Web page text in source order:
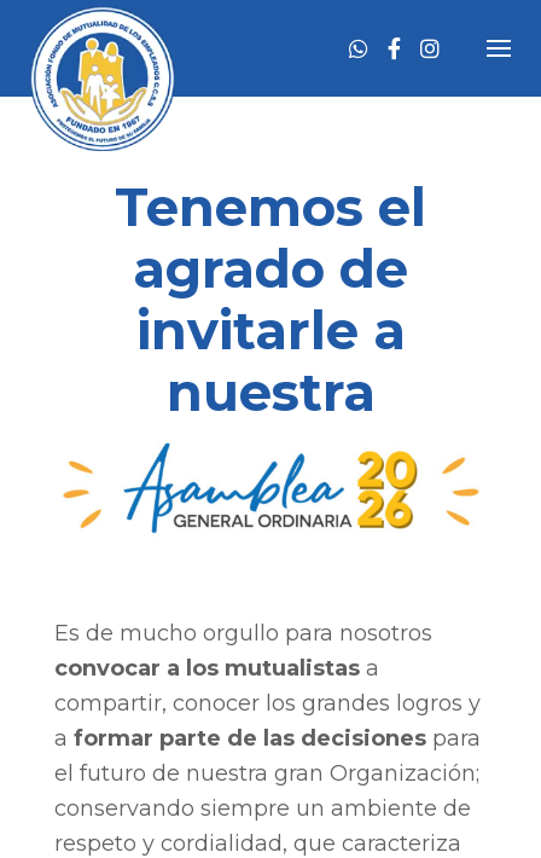
content
Tenemos el
agrado de
invitarle a
nuestra
Es de mucho orgullo para nosotros
convocar a los mutualistas a
compartir, conocer los grandes logros y
a formar parte de las decisiones para
el futuro de nuestra gran Organización;
conservando siempre un ambiente de
respeto y cordialidad, que caracteriza